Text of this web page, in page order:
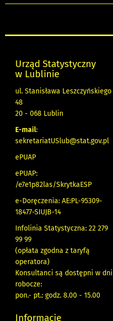
Urząd Statystyczny
w Lublinie
ul. Stanisława Leszczyńskiego
48
20 - 068 Lublin
E-mail:
sekretariatUSlub@stat.gov.pl
ePUAP
ePUAP:
/e7e1p82las/SkrytkaESP
e-Doręczenia: AE:PL-95309-
18477-SIUJB-14
Infolinia Statystyczna: 22 279
99 99
(opłata zgodna z taryfą
operatora)
Konsultanci są dostępni w dni
robocze:
pon.- pt.: godz. 8.00 - 15.00
Informacje